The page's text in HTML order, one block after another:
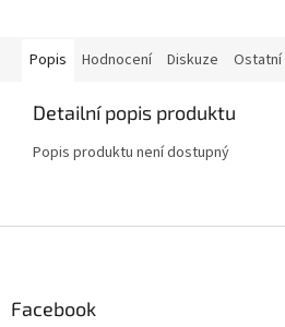
Popis Hodnocení Diskuze
Detailní popis produktu
Popis produktu není dostupný
Facebook